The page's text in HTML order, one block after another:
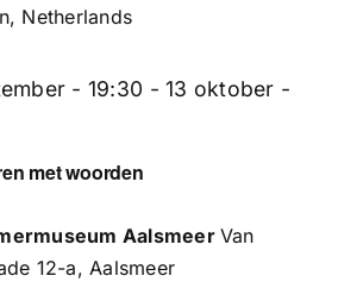
Netherlands
met woorden
- 19:30 -13 oktober -
Aalsmeer Van
12-a, Aalsmeer